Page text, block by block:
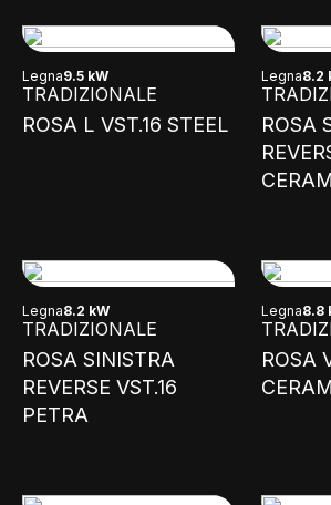
Legna9.5 kW
TRADIZIONALE
ROSA L VST.16 STEEL
Legna8.2
ROSA
Legna8.2 kW
TRADIZIONALE
ROSA SINISTRA
REVERSE VST.16
PETRA
Legna8.8
ROSA